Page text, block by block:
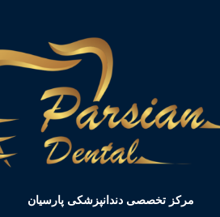
مرکز تخصصی دندانپزشکی پارسیان